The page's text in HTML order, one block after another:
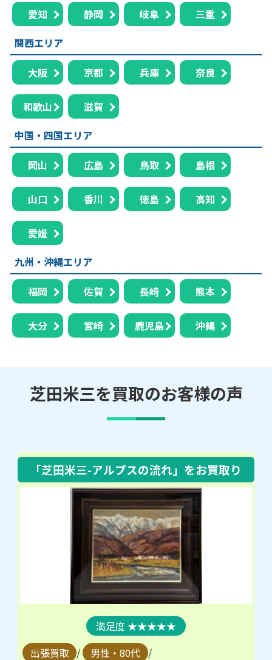
愛知 静岡 岐阜
三重
関西エリア
大阪 京都 兵庫 奈良
和歌山
滋賀
中国・四国エリア
岡山 広島 鳥取 島根
山口 香川 徳島 高知
愛媛
九州・沖縄エリア
福岡 佐賀 長崎 熊本
大分 宮崎 鹿児島 沖縄
芝田米三を買取のお客様の声
「芝田米三-アルプスの流れ」 をお買取り
★★★★★
出張買取 / 男性・80代 /